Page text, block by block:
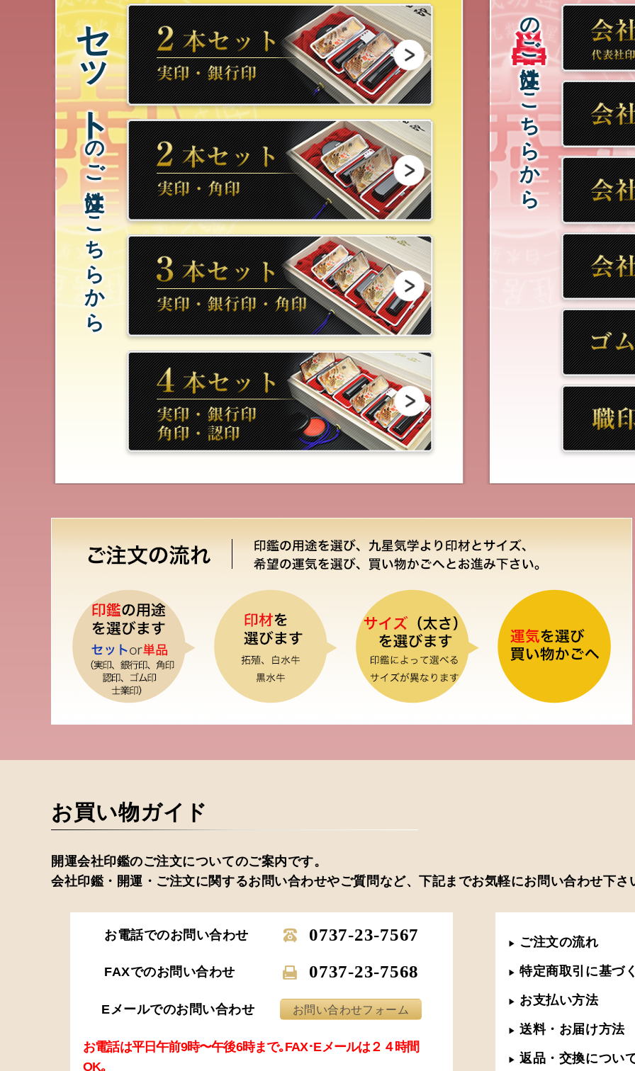
セット
のご注文はこちらから
のご注文はこちらから
お買い物ガイド
開運会社印鑑のご注文についてのご案内です。
会社印鑑・開運・ご注文に関するお問い合わせやご質問など、下記までお気軽にお問い合わせ下さ
お電話でのお問い合わせ 0737-23-7567
FAXでのお問い合わせ 0737-23-7568
Eメールでのお問い合わせ お問い合わせフォーム
お電話は平日午前9時〜午後6時まで｡FAX･Eメールは２４時間
OK｡
▶︎ ご注文の流れ
▶︎ 特定商取引に基づ
▶︎ お支払い方法
▶︎ 送料・お届け方法
▶︎ 返品・交換につい